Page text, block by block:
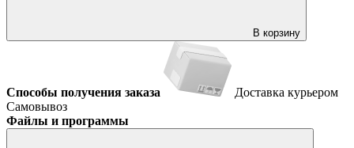
В корзину
Способы получения заказа
Доставка курьером
Самовывоз
Файлы и программы